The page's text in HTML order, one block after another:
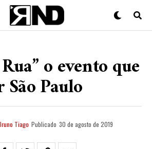
o evento que
Paulo
Tiago Publicado 30 de agosto de 2019